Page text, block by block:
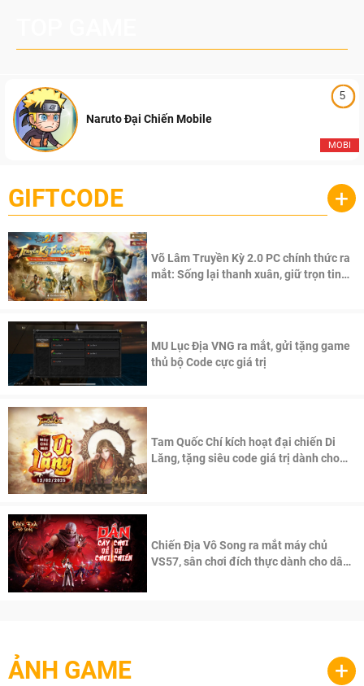
5
MOBI
Naruto Đại Chiến Mobile
GIFTCODE +
Võ Lâm Truyền Kỳ 2.0 PC chính thức ra
mắt: Sống lại thanh xuân, giữ trọn tinh
MU Lục Địa VNG ra mắt, gửi tặng game
thủ bộ Code cực giá trị
Tam Quốc Chí kích hoạt đại chiến Di
Lăng, tặng siêu code giá trị dành cho
Chiến Địa Vô Song ra mắt máy chủ
VS57, sân chơi đích thực dành cho dân
ẢNH GAME +